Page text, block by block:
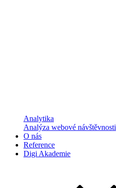
Analytika
Analýza webové návštěvnosti
O nás
Reference
Digi Akademie